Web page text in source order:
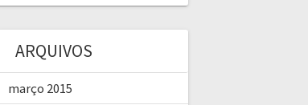
ARQUIVOS
março 2015